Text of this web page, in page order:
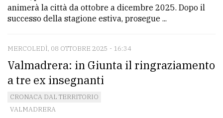
animerà la città da ottobre a dicembre 2025. Dopo il
successo della stagione estiva, prosegue ...
MERCOLEDÌ, 08 OTTOBRE 2025 - 16:34
Valmadrera: in Giunta il ringraziamento
a tre ex insegnanti
CRONACA DAL TERRITORIO
VALMADRERA